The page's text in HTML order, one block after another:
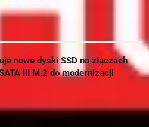
nowe dyski SSD na złączach
III M.2 do modernizacji